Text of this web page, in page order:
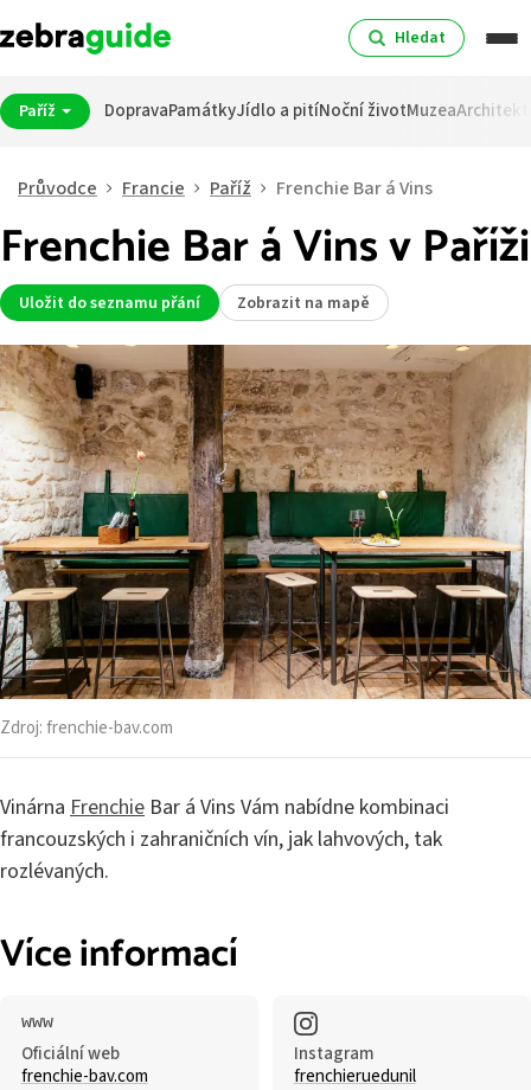
Hledat
Paříž DopravaPamátkyJídlo a pitíNoční životMuzea
Průvodce Francie Paříž Frenchie Bar á Vins
Frenchie Bar á Vins v Paříži
Uložit do seznamu přání Zobrazit na mapě
Zdroj:frenchie-bav.com
Vinárna Frenchie Bar á Vins Vám nabídne kombinaci
francouzských i zahraničních vín, jak lahvových, tak
rozlévaných.
Více informací
Oficiální web
frenchie-bav.com
Instagram
frenchieruedunil